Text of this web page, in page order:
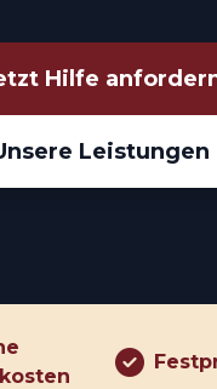
Hilfe
Leistungen